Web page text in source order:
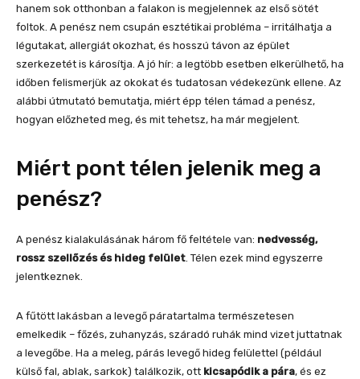
hanem sok otthonban a falakon is megjelennek az első sötét
foltok. A penész nem csupán esztétikai probléma – irritálhatja a
légutakat, allergiát okozhat, és hosszú távon az épület
szerkezetét is károsítja. A jó hír: a legtöbb esetben elkerülhető, ha
időben felismerjük az okokat és tudatosan védekezünk ellene. Az
alábbi útmutató bemutatja, miért épp télen támad a penész,
hogyan előzheted meg, és mit tehetsz, ha már megjelent.
Miért pont télen jelenik meg a
penész?
A penész kialakulásának három fő feltétele van: nedvesség,
rossz szellőzés és hideg felület. Télen ezek mind egyszerre
jelentkeznek.
A fűtött lakásban a levegő páratartalma természetesen
emelkedik – főzés, zuhanyzás, száradó ruhák mind vizet juttatnak
a levegőbe. Ha a meleg, párás levegő hideg felülettel (például
külső fal, ablak, sarkok) találkozik, ott kicsapódik a pára, és ez